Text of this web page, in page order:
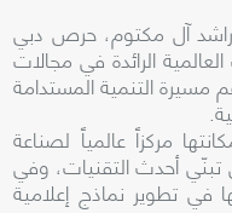
آل مكتوم، حرص دبي
الرائدة في مجالات
مسيرة التنمية المستدامة
مركزاً عالمياً لصناعة
تبنّي أحدث التقنيات، وفي
في تطوير نماذج إعلامية